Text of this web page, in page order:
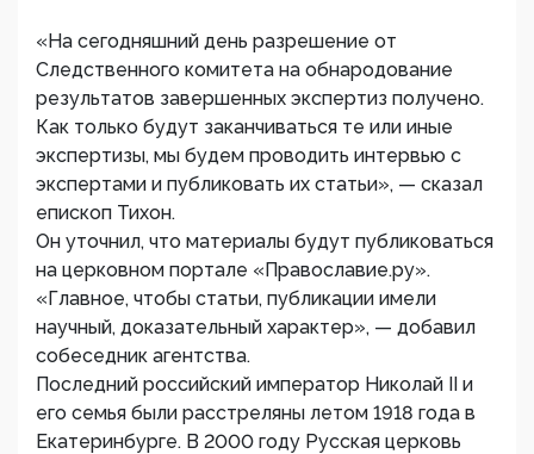
«На сегодняшний день разрешение от
Следственного комитета на обнародование
результатов завершенных экспертиз получено.
Как только будут заканчиваться те или иные
экспертизы, мы будем проводить интервью с
экспертами и публиковать их статьи», — сказал
епископ Тихон.
Он уточнил, что материалы будут публиковаться
на церковном портале «Православие.ру».
«Главное, чтобы статьи, публикации имели
научный, доказательный характер», — добавил
собеседник агентства.
Последний российский император Николай II и
его семья были расстреляны летом 1918 года в
Екатеринбурге. В 2000 году Русская церковь